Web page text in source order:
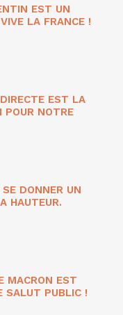
EST UN
LA FRANCE !
EST LA
POUR NOTRE
DONNER UN
HAUTEUR.
MACRON EST
SALUT PUBLIC !